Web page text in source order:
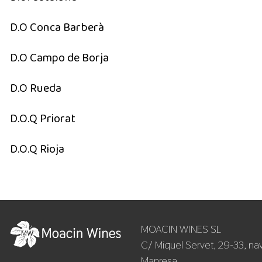
D.O Conca Barberà
D.O Campo de Borja
D.O Rueda
D.O.Q Priorat
D.O.Q Rioja
MOACIN WINES SL
C/ Miquel Servet, 29-33,